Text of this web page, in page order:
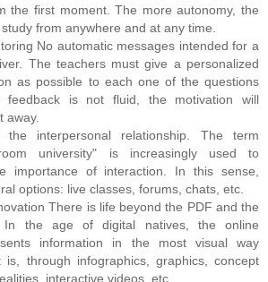
the first moment. The more autonomy, the
from anywhere and at any time.
No automatic messages intended for a
The teachers must give a personalized
as possible to each one of the questions
feedback is not fluid, the motivation will
away.
the interpersonal relationship. The term
university" is increasingly used to
importance of interaction. In this sense,
options: live classes, forums, chats, etc.
There is life beyond the PDF and the
In the age of digital natives, the online
information in the most visual way
is, through infographics, graphics, concept
interactive videos, etc.